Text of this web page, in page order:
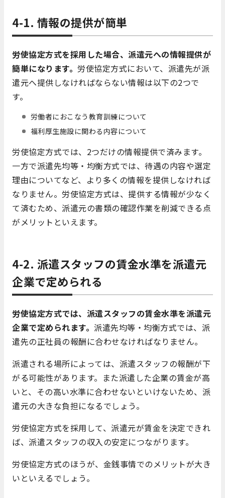
4-1. 情報の提供が簡単
労使協定方式を採用した場合、派遣元への情報提供が
簡単になります。 労使協定方式において、派遣先が派
遣元へ提供しなければならない情報は以下の2つで
す。
労働者におこなう教育訓練について
福利厚生施設に関わる内容について
労使協定方式では、2つだけの情報提供で済みます。
一方で派遣先均等・均衡方式では、待遇の内容や選定
理由についてなど、より多くの情報を提供しなければ
なりません。労使協定方式は、提供する情報が少なく
て済むため、派遣元の書類の確認作業を削減できる点
がメリットといえます。
4-2. 派遣スタッフの賃金水準を派遣元
企業で定められる
労使協定方式では、派遣スタッフの賃金水準を派遣元
企業で定められます。 派遣先均等・均衡方式では、派
遣先の正社員の報酬に合わせなければなりません。
派遣される場所によっては、派遣スタッフの報酬が下
がる可能性があります。また派遣した企業の賃金が高
いと、その高い水準に合わせないといけないため、派
遣元の大きな負担になるでしょう。
労使協定方式を採用して、派遣元が賃金を決定できれ
ば、派遣スタッフの収入の安定につながります。
労使協定方式のほうが、金銭事情でのメリットが大き
いといえるでしょう。